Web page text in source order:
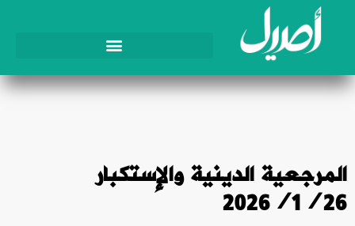
المرجعية الدينية والإستكبار
2026/1/26